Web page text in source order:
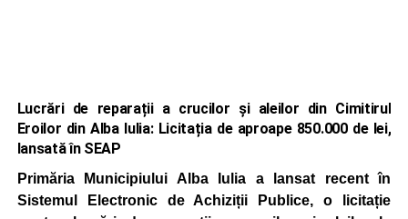
Lucrări de reparații a crucilor și aleilor din Cimitirul
Eroilor din Alba Iulia: Licitația de aproape 850.000 de lei,
lansată în SEAP
Primăria Municipiului Alba Iulia a lansat recent în
Sistemul Electronic de Achiziții Publice, o licitație